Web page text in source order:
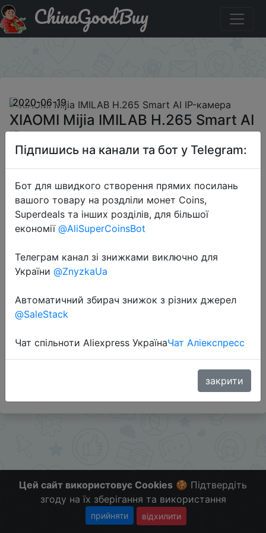
Промокод на знижку BGHKIMI24 XIAOMI Mijia IMILAB
H.265 Smart AI IP-камера
ChinaGoodBuy
2020-06-19
XIAOMI Mijia IMILAB H.265 Smart AI
IP-камера
$25.99
Промокод:"BGHKIMI24"
Слідкуйте за знижками на мобільному, в телеграм
Цей сайт використовує Cookies 🍪 Підтвердіть
згоду на їх зберігання та використання
прийняти відхилити
Підпишись на канали та бот у Telegram:
Бот для швидкого створення прямих посилань
вашого товару на роздліли монет Coins,
Superdeals та інших розділів, для більшої
економії @AliSuperCoinsBot
Телеграм канал зі знижками виключно для
України @ZnyzkaUa
Автоматичний збирач знижок з різних джерел
@SaleStack
Чат спільноти Aliexpress УкраїнаЧат Аліекспресс
закрити